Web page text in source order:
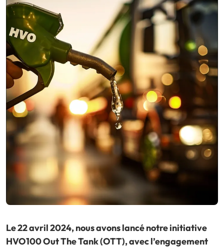
Le 22 avril 2024, nous avons lancé notre initiative
HVO100 Out The Tank (OTT), avec l’engagement